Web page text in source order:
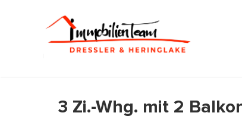
3 Zi.-Whg. mit 2